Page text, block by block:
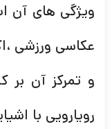
ویژگی های آن
عکاسی ورزشی
رویارویی با